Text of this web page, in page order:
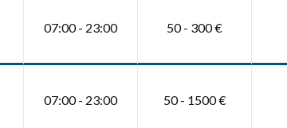
07:00 - 23:00 50 - 300 €
07:00 - 23:00 50 - 1500 €